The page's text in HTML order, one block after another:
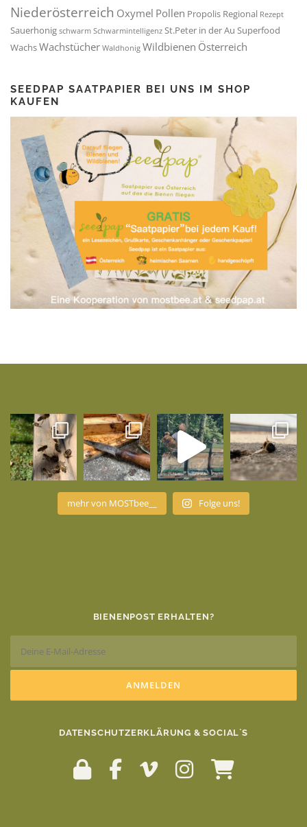
Niederösterreich Oxymel Pollen Propolis Regional Rezept
Sauerhonig schwarm Schwarmintelligenz St.Peter in der Au Superfood
WachsWachstücher Waldhonig Wildbienen Österreich
SEEDPAP SAATPAPIER BEI UNS IM SHOP
KAUFEN
mehr von MOSTbee__ Folge uns!
BIENENPOST ERHALTEN?
DATENSCHUTZERKLÄRUNG & SOCIAL`S